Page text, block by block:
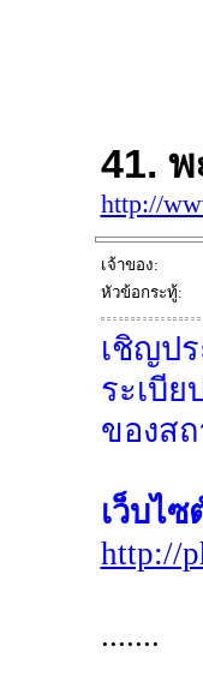
41. พ
http://
เจ้าของ:
หัวข้อกระทู้:
เชิญป
ระเบีย
ของส
เว็บไซ
http://
.......